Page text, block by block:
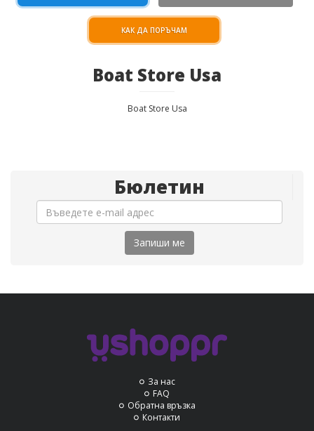
КАК ДА ПОРЪЧАМ
Boat Store Usa
Boat Store Usa
Бюлетин
Запиши ме
За нас
FAQ
Обратна връзка
Контакти